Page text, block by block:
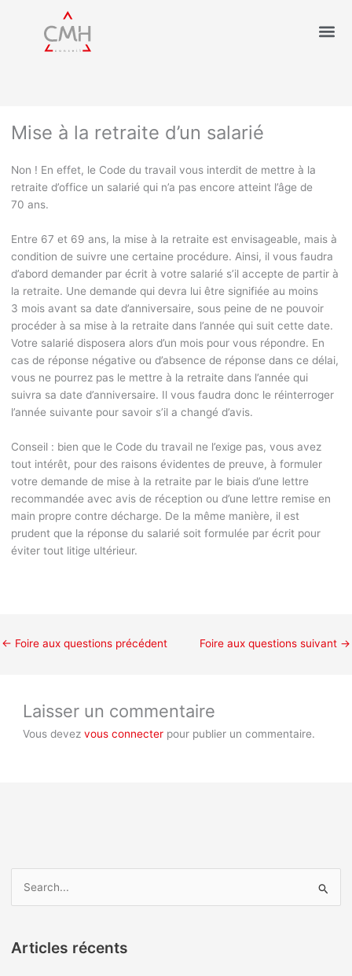
Mise à la retraite d’un salarié
Non ! En effet, le Code du travail vous interdit de mettre à la
retraite d’office un salarié qui n’a pas encore atteint l’âge de
70 ans.
Entre 67 et 69 ans, la mise à la retraite est envisageable, mais à
condition de suivre une certaine procédure. Ainsi, il vous faudra
d’abord demander par écrit à votre salarié s’il accepte de partir à
la retraite. Une demande qui devra lui être signifiée au moins
3 mois avant sa date d’anniversaire, sous peine de ne pouvoir
procéder à sa mise à la retraite dans l’année qui suit cette date.
Votre salarié disposera alors d’un mois pour vous répondre. En
cas de réponse négative ou d’absence de réponse dans ce délai,
vous ne pourrez pas le mettre à la retraite dans l’année qui
suivra sa date d’anniversaire. Il vous faudra donc le réinterroger
l’année suivante pour savoir s’il a changé d’avis.
Conseil : bien que le Code du travail ne l’exige pas, vous avez
tout intérêt, pour des raisons évidentes de preuve, à formuler
votre demande de mise à la retraite par le biais d’une lettre
recommandée avec avis de réception ou d’une lettre remise en
main propre contre décharge. De la même manière, il est
prudent que la réponse du salarié soit formulée par écrit pour
éviter tout litige ultérieur.
← Foire aux questions précédent Foire aux questions suivant →
Laisser un commentaire
Vous devezvous connecter pour publier un commentaire.
h
Articles récents